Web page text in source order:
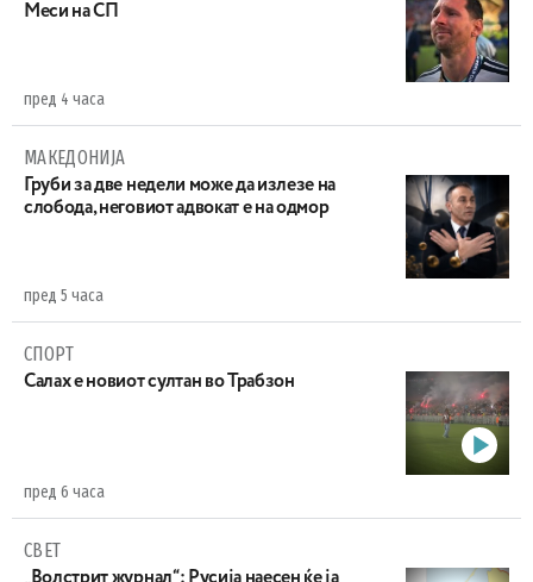
Меси на СП
пред 4 часа
МАКЕДОНИЈА
Груби за две недели може да излезе на
слобода, неговиот адвокат е на одмор
пред 5 часа
СПОРТ
Салах е новиот султан во Трабзон
пред 6 часа
СВЕТ
„Волстрит журнал“: Русија наесен ќе ја